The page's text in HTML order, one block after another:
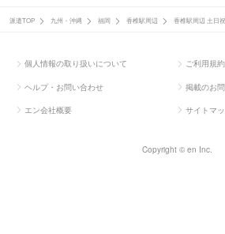
派遣TOP 九州・沖縄 福岡 香椎駅周辺 香椎駅周辺 土日
個人情報の取り扱いについて ご利用規約
ヘルプ・お問い合わせ 掲載のお
エン会社概要 サイトマ
Copyright © en Inc.